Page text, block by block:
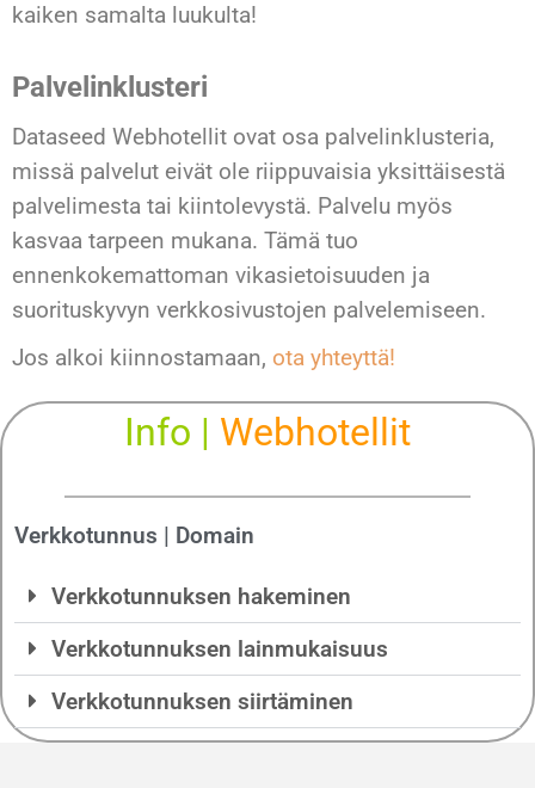
kaiken samalta luukulta!
Palvelinklusteri
Dataseed Webhotellit ovat osa palvelinklusteria,
missä palvelut eivät ole riippuvaisia yksittäisestä
palvelimesta tai kiintolevystä. Palvelu myös
kasvaa tarpeen mukana. Tämä tuo
ennenkokemattoman vikasietoisuuden ja
suorituskyvyn verkkosivustojen palvelemiseen.
Jos alkoi kiinnostamaan, ota yhteyttä!
Info | Webhotellit
Verkkotunnus | Domain
Verkkotunnuksen hakeminen
Verkkotunnuksen lainmukaisuus
Verkkotunnuksen siirtäminen